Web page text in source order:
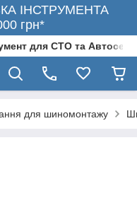
ІНСТРУМЕНТА
грн*
для СТО та
для шиномонтажу